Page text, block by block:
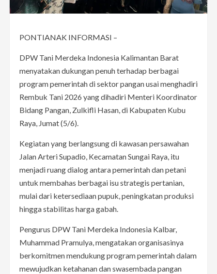
PONTIANAK INFORMASI –
DPW Tani Merdeka Indonesia Kalimantan Barat
menyatakan dukungan penuh terhadap berbagai
program pemerintah di sektor pangan usai menghadiri
Rembuk Tani 2026 yang dihadiri Menteri Koordinator
Bidang Pangan, Zulkifli Hasan, di Kabupaten Kubu
Raya, Jumat (5/6).
Kegiatan yang berlangsung di kawasan persawahan
Jalan Arteri Supadio, Kecamatan Sungai Raya, itu
menjadi ruang dialog antara pemerintah dan petani
untuk membahas berbagai isu strategis pertanian,
mulai dari ketersediaan pupuk, peningkatan produksi
hingga stabilitas harga gabah.
Pengurus DPW Tani Merdeka Indonesia Kalbar,
Muhammad Pramulya, mengatakan organisasinya
berkomitmen mendukung program pemerintah dalam
mewujudkan ketahanan dan swasembada pangan